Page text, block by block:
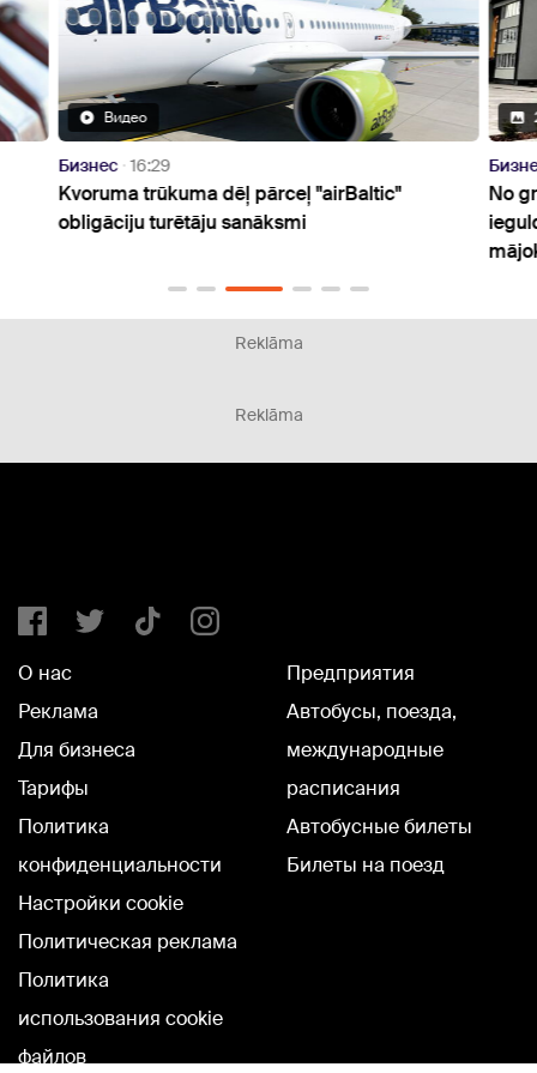
Видео
Бизнес 16:29
Kvoruma trūkuma dēļ pārceļ "airBaltic"
obligāciju turētāju sanāksmi
No
Reklāma
Reklāma
О нас
Реклама
Для бизнеса
Тарифы
Политика
конфиденциальности
Настройки cookie
Политическая реклама
Политика
использования cookie
файлов
Предприятия
Автобусы, поезда,
международные
расписания
Автобусные билеты
Билеты на поезд